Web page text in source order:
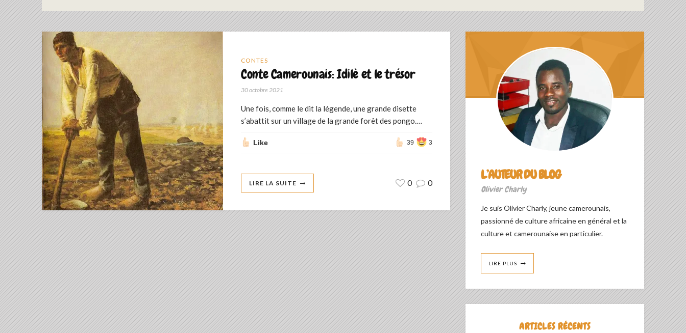
CONTES
Conte Camerounais: Idilè et le trésor
30 octobre 2021
Une fois, comme le dit la légende, une grande disette
s’abattit sur un village de la grande forêt des pongo.…
Like 39 3
LIRE LA SUITE 0 0
L’AUTEUR DU BLOG
Olivier Charly
Je suis Olivier Charly, jeune camerounais,
passionné de culture africaine en général et la
culture et camerounaise en particulier.
LIRE PLUS
ARTICLES RÉCENTS